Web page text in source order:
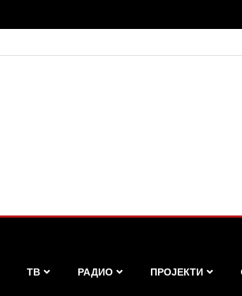
ТВ РАДИО ПРОЈЕКТИ